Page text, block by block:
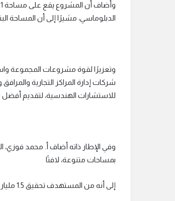
الدبلوماسي، مشيرًا إلى أن المساحة البنائية لا تتعدى 16%
للاستشارات الهندسية، لتقديم أفضل
بمساحات متنوعة، لافتًا
إلى أنه من المستهدف تحقيق 1.5 مليار جنيه مبيعات بالطرح الأول في المشروع.